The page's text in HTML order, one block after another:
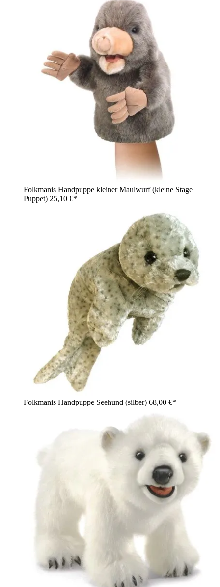
Folkmanis Handpuppe kleiner Maulwurf (kleine Stage
Puppet) 25,10 €*
Folkmanis Handpuppe Seehund (silber) 68,00 €*